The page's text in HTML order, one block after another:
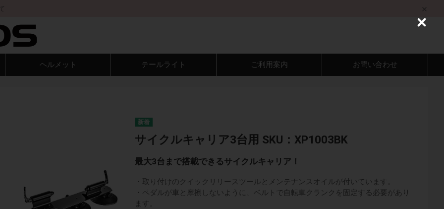
ヘルメット テールライト ご利用案内 お問い合わせ
サイクルキャリア3台用 SKU：XP1003BK
最大3台まで搭載できるサイクルキャリア！
・取り付けのクイックリリースツールとメンテナンスオイルが付いています。
・ペダルが車と摩擦しないように、ベルトで自転車クランクを固定する必要があり
ます。
C
s